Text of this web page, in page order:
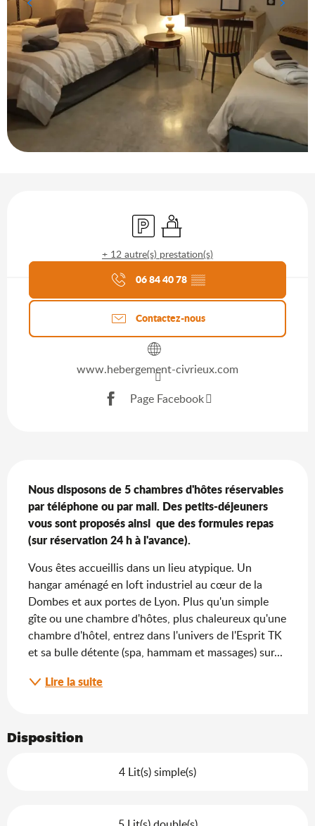
Parking Séminaires
+ 12 autre(s) prestation(s)
Agenda du moment
06 84 40 78 ▒▒
Contactez-nous
www.hebergement-civrieux.com
Page Facebook
Nous disposons de 5 chambres d'hôtes réservables
par téléphone ou par mail. Des petits-déjeuners
vous sont proposés ainsi  que des formules repas
(sur réservation 24 h à l'avance).
Vous êtes accueillis dans un lieu atypique. Un
hangar aménagé en loft industriel au cœur de la
Dombes et aux portes de Lyon. Plus qu'un simple
gîte ou une chambre d'hôtes, plus chaleureux qu'une
chambre d'hôtel, entrez dans l'univers de l'Esprit TK
et sa bulle détente (spa, hammam et massages) sur...
Lire la suite
Disposition
4 Lit(s) simple(s)